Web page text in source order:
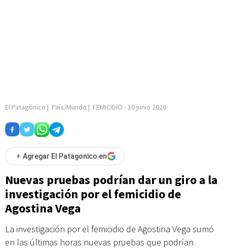
El Patagónico | País/Mundo | FEMICIDIO - 10 junio 2026
+ Agregar El Patagonico en
Nuevas pruebas podrían dar un giro a la
investigación por el femicidio de
Agostina Vega
La investigación por el femicidio de Agostina Vega sumó
en las últimas horas nuevas pruebas que podrían